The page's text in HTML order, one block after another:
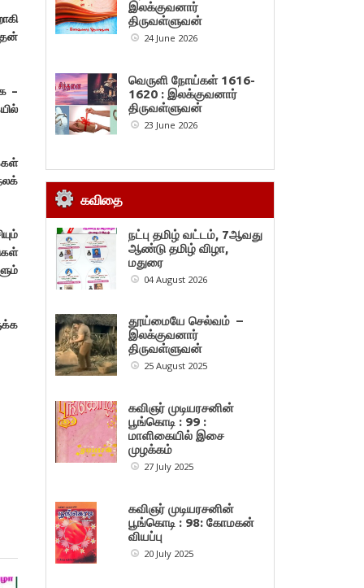
–
இலக்குவனார்
திருவள்ளுவன்
24 June 2026
வெருளி நோய்கள் 1616-
1620 : இலக்குவனார்
திருவள்ளுவன்
23 June 2026
கவிதை
நட்பு தமிழ் வட்டம், 7ஆவது
ஆண்டு தமிழ் விழா,
மதுரை
04 August 2026
தூய்மையே செல்வம் –
இலக்குவனார்
திருவள்ளுவன்
25 August 2025
கவிஞர் முடியரசனின்
பூங்கொடி : 99 :
மாளிகையில் இசை
முழக்கம்
27 July 2025
கவிஞர் முடியரசனின்
பூங்கொடி : 98: கோமகன்
வியப்பு
20 July 2025